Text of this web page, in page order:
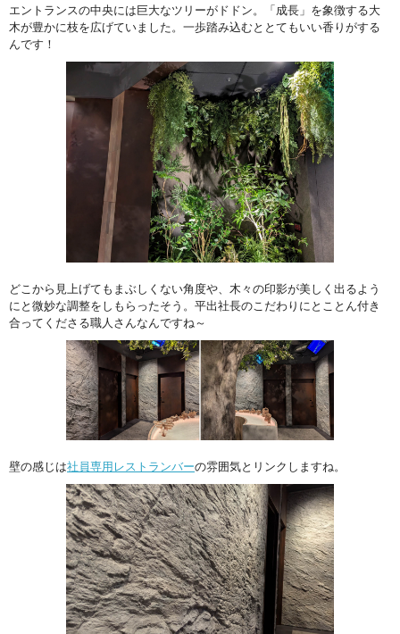
エントランスの中央には巨大なツリーがドドン。「成長」を象徴する大
木が豊かに枝を広げていました。一歩踏み込むととてもいい香りがする
んです！
どこから見上げてもまぶしくない角度や、木々の印影が美しく出るよう
にと微妙な調整をしもらったそう。平出社長のこだわりにとことん付き
合ってくださる職人さんなんですね～
壁の感じは社員専用レストランバーの雰囲気とリンクしますね。